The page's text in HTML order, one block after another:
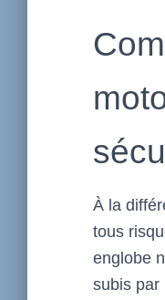
À la
tous
englobe
subis par